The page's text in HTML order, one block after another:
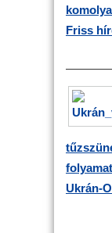
Friss
Ukrán-